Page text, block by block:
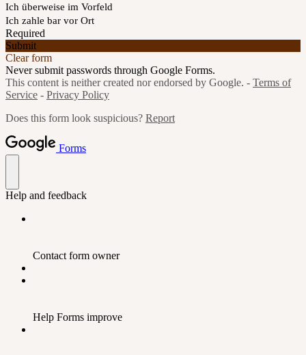
Ich überweise im Vorfeld
Ich zahle bar vor Ort
Required
Submit
Clear form
Never submit passwords through Google Forms.
This content is neither created nor endorsed by Google. - Terms of
Service - Privacy Policy
Does this form look suspicious? Report
Forms
Help and feedback
Contact form owner
Help Forms improve